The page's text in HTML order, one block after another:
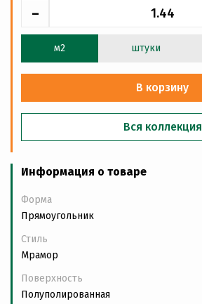
-
м2 штуки
В корзину
Вся коллекция
Информация о товаре
Форма
Прямоугольник
Стиль
Мрамор
Поверхность
Полуполированная